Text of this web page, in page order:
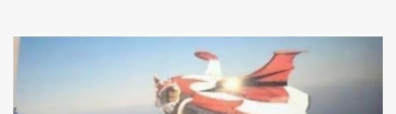
Vaccino come: l' Amaro del Capo, era "spettacolare Ghiacciato, ma
andava bene anche, a Temperatura Ambiente"! Riproponiamo
l'articolo per NON Dimenticare!